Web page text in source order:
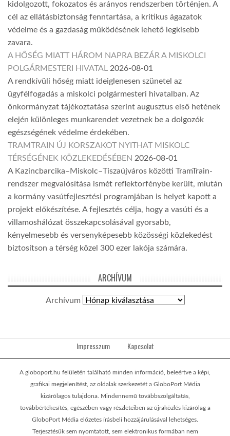
kidolgozott, fokozatos és arányos rendszerben történjen. A
cél az ellátásbiztonság fenntartása, a kritikus ágazatok
védelme és a gazdaság működésének lehető legkisebb
zavara.
A HŐSÉG MIATT HÁROM NAPRA BEZÁR A MISKOLCI
POLGÁRMESTERI HIVATAL 2026-08-01
A rendkívüli hőség miatt ideiglenesen szünetel az
ügyfélfogadás a miskolci polgármesteri hivatalban. Az
önkormányzat tájékoztatása szerint augusztus első hetének
elején különleges munkarendet vezetnek be a dolgozók
egészségének védelme érdekében.
TRAMTRAIN ÚJ KORSZAKOT NYITHAT MISKOLC
TÉRSÉGÉNEK KÖZLEKEDÉSÉBEN 2026-08-01
A Kazincbarcika–Miskolc–Tiszaújváros közötti TramTrain-
rendszer megvalósítása ismét reflektorfénybe került, miután
a kormány vasútfejlesztési programjában is helyet kapott a
projekt előkészítése. A fejlesztés célja, hogy a vasúti és a
villamoshálózat összekapcsolásával gyorsabb,
kényelmesebb és versenyképesebb közösségi közlekedést
biztosítson a térség közel 300 ezer lakója számára.
ARCHÍVUM
Archívum
Impresszum Kapcsolat
A globoport.hu felületén található minden információ, beleértve a képi,
grafikai megjelenítést, az oldalak szerkezetét a GloboPort Média
kizárólagos tulajdona. Mindennemű továbbszolgáltatás,
továbbértékesítés, egészében vagy részleteiben az újraközlés kizárólag a
GloboPort Média előzetes írásbeli hozzájárulásával lehetséges.
Terjesztésük sem nyomtatott, sem elektronikus formában nem